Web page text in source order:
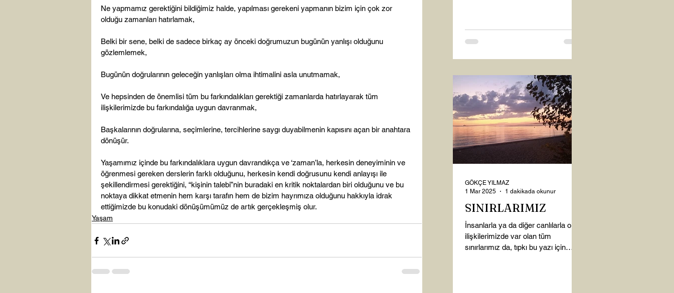
Ne yapmamız gerektiğini bildiğimiz halde, yapılması gerekeni yapmanın bizim için çok zor
olduğu zamanları hatırlamak,
Belki bir sene, belki de sadece birkaç ay önceki doğrumuzun bugünün yanlışı olduğunu
gözlemlemek,
Bugünün doğrularının geleceğin yanlışları olma ihtimalini asla unutmamak,
Ve hepsinden de önemlisi tüm bu farkındalıkları gerektiği zamanlarda hatırlayarak tüm
ilişkilerimizde bu farkındalığa uygun davranmak,
Başkalarının doğrularına, seçimlerine, tercihlerine saygı duyabilmenin kapısını açan bir anahtara
dönüşür.
Yaşamımız içinde bu farkındalıklara uygun davrandıkça ve ‘zaman’la, herkesin deneyiminin ve
öğrenmesi gereken derslerin farklı olduğunu, herkesin kendi doğrusunu kendi anlayışı ile
şekillendirmesi gerektiğini, “kişinin talebi”nin buradaki en kritik noktalardan biri olduğunu ve bu
noktaya dikkat etmenin hem karşı tarafın hem de bizim hayrımıza olduğunu hakkıyla idrak
ettiğimizde bu konudaki dönüşümümüz de artık gerçekleşmiş olur.
Yaşam
SINIRLARIMIZ
İnsanlarla ya da diğer canlılarla olan
ilişkilerimizde var olan tüm
sınırlarımız da, tıpkı bu yazı için
GÖKÇE YILMAZ
1 Mar 2025
1 dakikada okunur